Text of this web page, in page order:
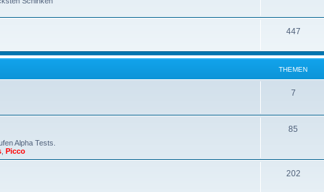
447
THEMEN
7
Alpha Tests.
Picco
85
202